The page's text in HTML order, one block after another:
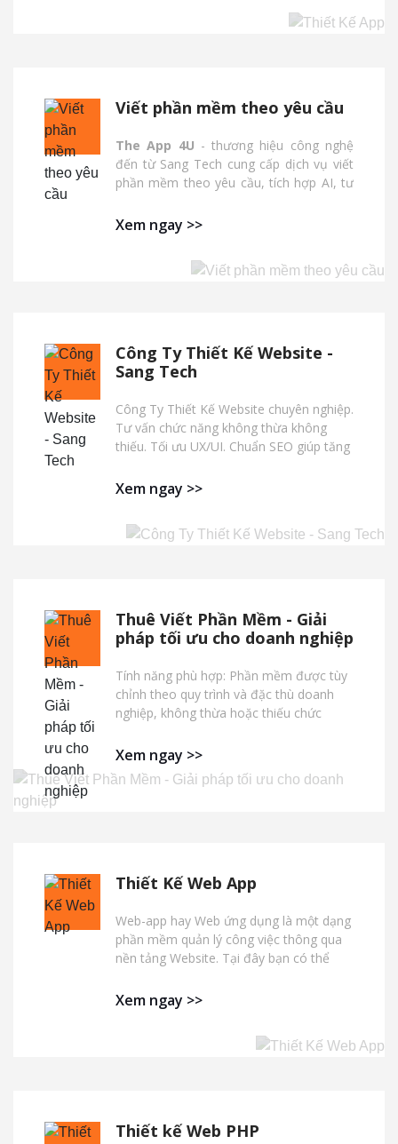
Viết phần mềm theo yêu cầu
The App 4U - thương hiệu công nghệ
đến từ Sang Tech cung cấp dịch vụ viết
phần mềm theo yêu cầu, tích hợp AI, tư
dài hạn.
Xem ngay >>
Công Ty Thiết Kế Website -
Sang Tech
Công Ty Thiết Kế Website chuyên nghiệp.
Tư vấn chức năng không thừa không
thiếu. Tối ưu UX/UI. Chuẩn SEO giúp tăng
Xem ngay >>
Thuê Viết Phần Mềm - Giải
pháp tối ưu cho doanh nghiệp
Tính năng phù hợp: Phần mềm được tùy
chỉnh theo quy trình và đặc thù doanh
nghiệp, không thừa hoặc thiếu chức
rủi ro bảo mật. Dễ nâng cấp: Có thể mở
rộng, cập nhật theo nhu cầu kinh doanh.
Tối ưu chi phí vận hành dài hạn: Dù chi
Xem ngay >>
Thiết Kế Web App
Web-app hay Web ứng dụng là một dạng
phần mềm quản lý công việc thông qua
nền tảng Website. Tại đây bạn có thể
online mà không lo mất dữ liệu hoặc gián
Xem ngay >>
Thiết kế Web PHP